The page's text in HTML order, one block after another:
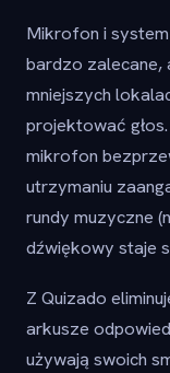
Mikrofon i
bardzo zalecane,
mniejszych
projektować
mikrofon
utrzymaniu
rundy muzyczne
dźwiękowy staje
Z Quizado
arkusze
używają swoich